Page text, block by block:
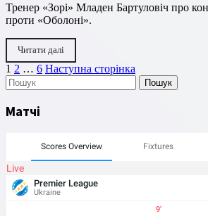
Тренер «Зорі» Младен Бартуловіч про контрольний матч
проти «Оболоні».
Читати далі
Пагінація
записів
Сторінка
1 Сторінка
2 … Сторінка
6 Наступна сторінка
Пошук
Матчі
Scores Overview Fixtures
Live
Premier League
Ukraine
9